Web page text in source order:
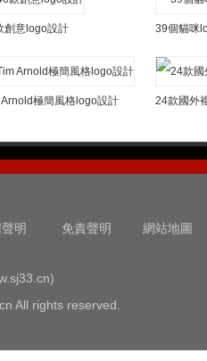
創意logo設計 39個貓咪
Arnold極簡風格logo設計 24款國外
明 免責聲明 網站地圖
All rights reserved.